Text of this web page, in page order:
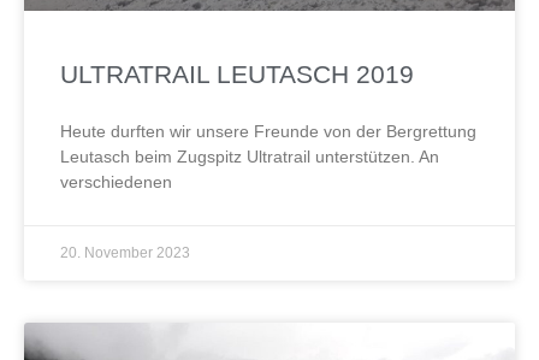
ULTRATRAIL LEUTASCH 2019
Heute durften wir unsere Freunde von der Bergrettung
Leutasch beim Zugspitz Ultratrail unterstützen. An
verschiedenen
20. November 2023